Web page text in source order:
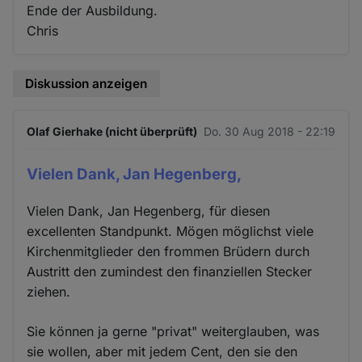
Ende der Ausbildung.
Chris
Diskussion anzeigen
Olaf Gierhake (nicht überprüft) Do. 30 Aug 2018 - 22:19
Vielen Dank, Jan Hegenberg,
Vielen Dank, Jan Hegenberg, für diesen
excellenten Standpunkt. Mögen möglichst viele
Kirchenmitglieder den frommen Brüdern durch
Austritt den zumindest den finanziellen Stecker
ziehen.
Sie können ja gerne "privat" weiterglauben, was
sie wollen, aber mit jedem Cent, den sie den